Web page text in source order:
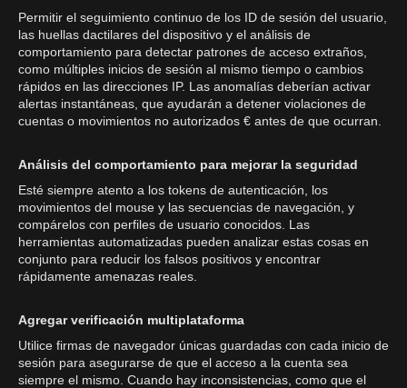
Permitir el seguimiento continuo de los ID de sesión del usuario,
las huellas dactilares del dispositivo y el análisis de
comportamiento para detectar patrones de acceso extraños,
como múltiples inicios de sesión al mismo tiempo o cambios
rápidos en las direcciones IP. Las anomalías deberían activar
alertas instantáneas, que ayudarán a detener violaciones de
cuentas o movimientos no autorizados € antes de que ocurran.
Análisis del comportamiento para mejorar la seguridad
Esté siempre atento a los tokens de autenticación, los
movimientos del mouse y las secuencias de navegación, y
compárelos con perfiles de usuario conocidos. Las
herramientas automatizadas pueden analizar estas cosas en
conjunto para reducir los falsos positivos y encontrar
rápidamente amenazas reales.
Agregar verificación multiplataforma
Utilice firmas de navegador únicas guardadas con cada inicio de
sesión para asegurarse de que el acceso a la cuenta sea
siempre el mismo. Cuando hay inconsistencias, como que el